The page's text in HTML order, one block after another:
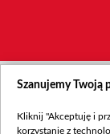
Szanujemy Twoją
Kliknij "Akceptuję i
korzystanie z